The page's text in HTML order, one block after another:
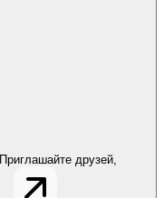
Приглашайте друзей,